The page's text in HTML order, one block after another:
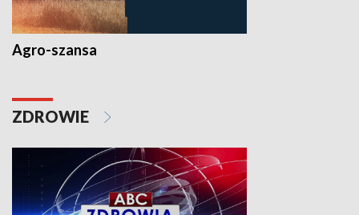
Agro-szansa
ZDROWIE